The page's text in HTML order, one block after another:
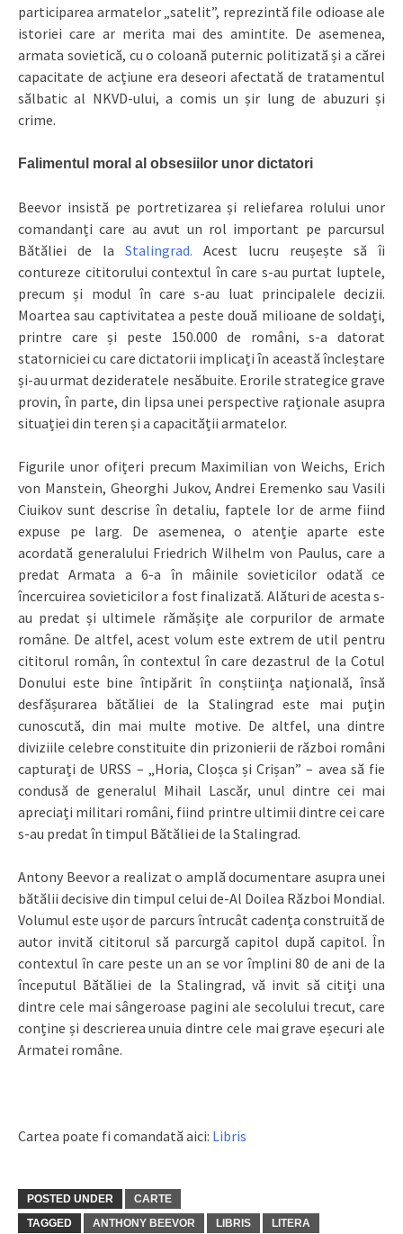
participarea armatelor „satelit”, reprezintă file odioase ale
istoriei care ar merita mai des amintite. De asemenea,
armata sovietică, cu o coloană puternic politizată și a cărei
capacitate de acțiune era deseori afectată de tratamentul
sălbatic al NKVD-ului, a comis un șir lung de abuzuri și
crime.
Falimentul moral al obsesiilor unor dictatori
Beevor insistă pe portretizarea și reliefarea rolului unor
comandanți care au avut un rol important pe parcursul
Bătăliei de la Stalingrad. Acest lucru reușește să îi
contureze cititorului contextul în care s-au purtat luptele,
precum și modul în care s-au luat principalele decizii.
Moartea sau captivitatea a peste două milioane de soldați,
printre care și peste 150.000 de români, s-a datorat
statorniciei cu care dictatorii implicați în această încleștare
și-au urmat dezideratele nesăbuite. Erorile strategice grave
provin, în parte, din lipsa unei perspective raționale asupra
situației din teren și a capacității armatelor.
Figurile unor ofițeri precum Maximilian von Weichs, Erich
von Manstein, Gheorghi Jukov, Andrei Eremenko sau Vasili
Ciuikov sunt descrise în detaliu, faptele lor de arme fiind
expuse pe larg. De asemenea, o atenție aparte este
acordată generalului Friedrich Wilhelm von Paulus, care a
predat Armata a 6-a în mâinile sovieticilor odată ce
încercuirea sovieticilor a fost finalizată. Alături de acesta s-
au predat și ultimele rămășițe ale corpurilor de armate
române. De altfel, acest volum este extrem de util pentru
cititorul român, în contextul în care dezastrul de la Cotul
Donului este bine întipărit în conștiința națională, însă
desfășurarea bătăliei de la Stalingrad este mai puțin
cunoscută, din mai multe motive. De altfel, una dintre
diviziile celebre constituite din prizonierii de război români
capturați de URSS – „Horia, Cloșca și Crișan” – avea să fie
condusă de generalul Mihail Lascăr, unul dintre cei mai
apreciați militari români, fiind printre ultimii dintre cei care
s-au predat în timpul Bătăliei de la Stalingrad.
Antony Beevor a realizat o amplă documentare asupra unei
bătălii decisive din timpul celui de-Al Doilea Război Mondial.
Volumul este ușor de parcurs întrucât cadența construită de
autor invită cititorul să parcurgă capitol după capitol. În
contextul în care peste un an se vor împlini 80 de ani de la
începutul Bătăliei de la Stalingrad, vă invit să citiți una
dintre cele mai sângeroase pagini ale secolului trecut, care
conține și descrierea unuia dintre cele mai grave eșecuri ale
Armatei române.
Cartea poate fi comandată aici: Libris
POSTED UNDER
CARTE
TAGGED
ANTHONY BEEVOR LIBRIS LITERA